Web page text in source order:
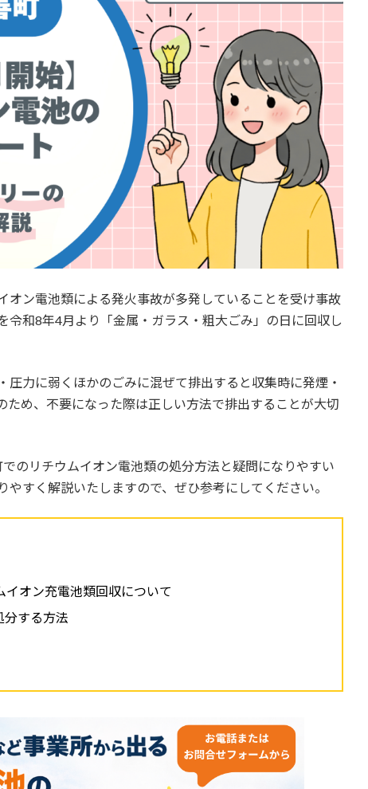
オン電池類による発火事故が多発していることを受け事故
令和8年4月より「金属・ガラス・粗大ごみ」の日に回収し
圧力に弱くほかのごみに混ぜて排出すると収集時に発煙・
め、不要になった際は正しい方法で排出することが大切
のリチウムイオン電池類の処分方法と疑問になりやすい
すく解説いたしますので、ぜひ参考にしてください。
イオン充電池類回収について
分する方法